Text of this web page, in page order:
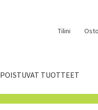
Tilini
POISTUVAT TUOTTEET